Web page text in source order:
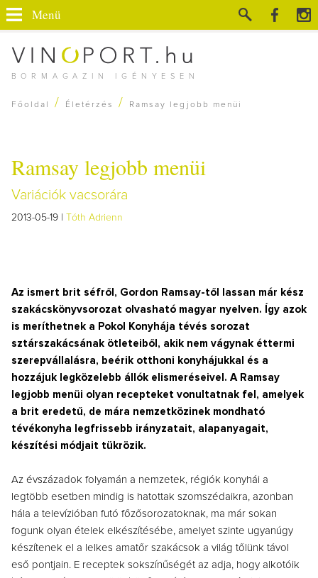
BORMAGAZIN IGÉNYESEN
Menü
Főoldal / Életérzés / Ramsay legjobb menüi
Ramsay legjobb menüi
Variációk vacsorára
2013-05-19 | Tóth Adrienn
Az ismert brit séfről, Gordon Ramsay-től lassan már kész
szakácskönyvsorozat olvasható magyar nyelven. Így azok
is meríthetnek a Pokol Konyhája tévés sorozat
sztárszakácsának ötleteiből, akik nem vágynak éttermi
szerepvállalásra, beérik otthoni konyhájukkal és a
hozzájuk legközelebb állók elismeréseivel. A Ramsay
legjobb menüi olyan recepteket vonultatnak fel, amelyek
a brit eredetű, de mára nemzetközinek mondható
tévékonyha legfrissebb irányzatait, alapanyagait,
készítési módjait tükrözik.
Az évszázadok folyamán a nemzetek, régiók konyhái a
legtöbb esetben mindig is hatottak szomszédaikra, azonban
hála a televízióban futó főzősorozatoknak, ma már sokan
fogunk olyan ételek elkészítésébe, amelyet szinte ugyanúgy
készítenek el a lelkes amatőr szakácsok a világ tőlünk távol
eső pontjain. E receptek sokszínűségét az adja, hogy alkotóik